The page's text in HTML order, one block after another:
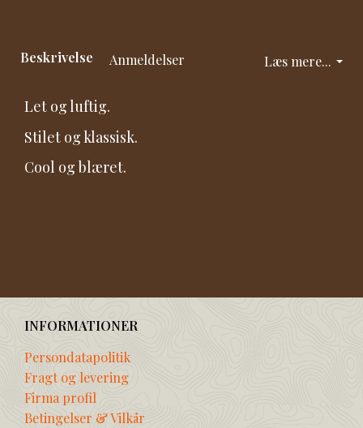
Læs mere...
Beskrivelse Anmeldelser
Let og luftig.
Stilet og klassisk.
Cool og blæret.
INFORMATIONER
Persondatapolitik
Fragt og levering
Firma profil
Betingelser & Vilkår